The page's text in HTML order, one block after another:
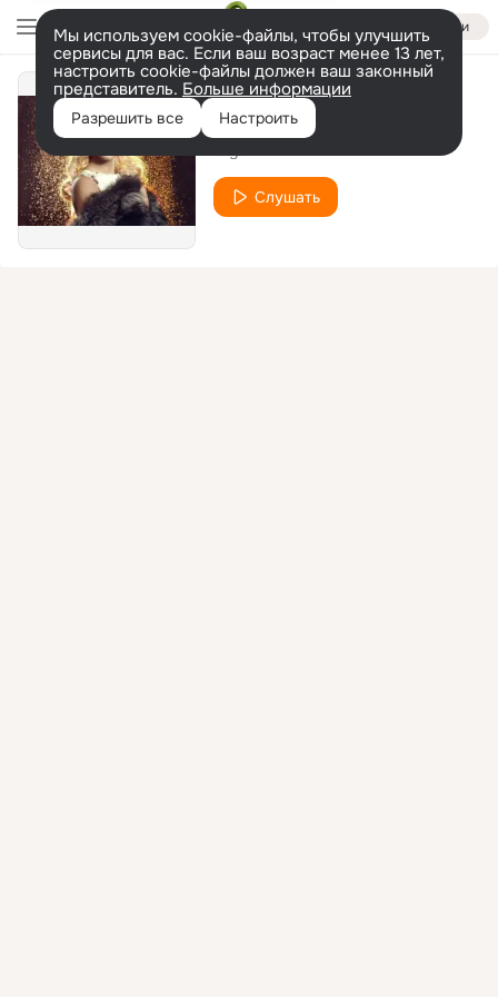
Войти
Мы используем cookie-файлы, чтобы улучшить
сервисы для вас. Если ваш возраст менее 13 лет,
настроить cookie-файлы должен ваш законный
представитель. Больше информации
Разрешить все Настроить
Olga
Слушать